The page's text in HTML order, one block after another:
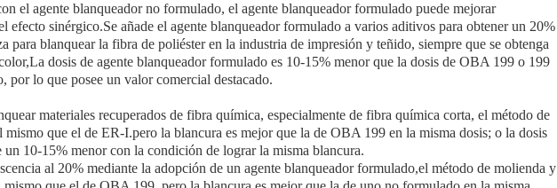
el agente blanqueador no formulado, el agente blanqueador formulado puede mejorar
efecto sinérgico.Se añade el agente blanqueador formulado a varios aditivos para obtener un 20%
para blanquear la fibra de poliéster en la industria de impresión y teñido, siempre que se obtenga
dosis de agente blanqueador formulado es 10-15% menor que la dosis de OBA 199 o 199
por lo que posee un valor comercial destacado.
materiales recuperados de fibra química, especialmente de fibra química corta, el método de
mismo que el de ER-I.pero la blancura es mejor que la de OBA 199 en la misma dosis; o la dosis
un 10-15% menor con la condición de lograr la misma blancura.
al 20% mediante la adopción de un agente blanqueador formulado,el método de molienda y